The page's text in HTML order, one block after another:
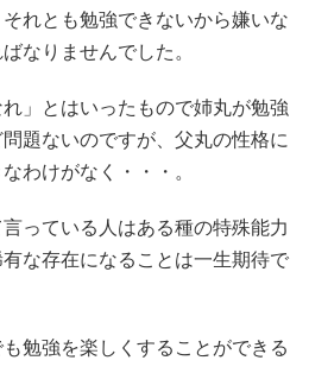
れとも勉強できないから嫌いな
なりませんでした。
れ」とはいったもので姉丸が勉強
題ないのですが、父丸の性格に
わけがなく・・・。
っている人はある種の特殊能力
な存在になることは一生期待で
勉強を楽しくすることができる